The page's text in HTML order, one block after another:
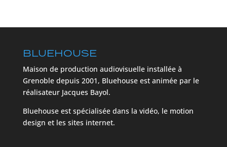
BLUEHOUSE
Maison de production audiovisuelle installée à
Grenoble depuis 2001, Bluehouse est animée par le
réalisateur Jacques Bayol.
Bluehouse est spécialisée dans la vidéo, le motion
design et les sites internet.